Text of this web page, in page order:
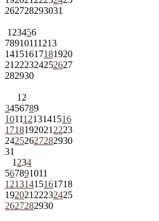
262728293031
1 23456
78910111213
14151617181920
21 222324252627
282930
1 2
3456789
10111213141516
1718192021 2223
24252627282930
31
1 234
567891011
12131415161718
192021 22232425
2627282930